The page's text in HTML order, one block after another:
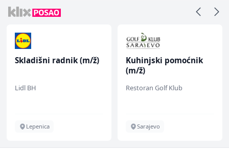
Skladišni radnik (m/ž)
Lidl BH
Lepenica
Kuhinjski pomoćnik
(m/ž)
Restoran Golf Klub
Sarajevo